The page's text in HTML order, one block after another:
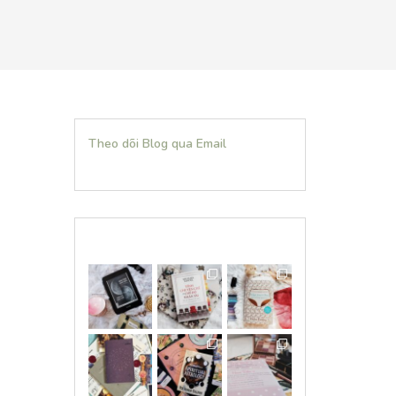
Theo dõi Blog qua Email